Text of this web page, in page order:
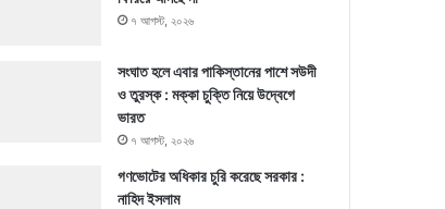
৭ আগস্ট, ২০২৬
সংঘাত হলে এবার পাকিস্তানের পাশে সউদী
ও তুরস্ক : মক্কা চুক্তি নিয়ে উদ্বেগে
ভারত
৭ আগস্ট, ২০২৬
গণভোটের অধিকার চুরি করেছে সরকার :
নাহিদ ইসলাম